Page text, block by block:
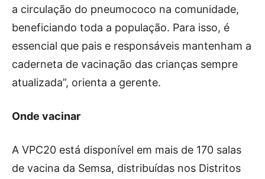
a circulação do pneumococo na comunidade,
beneficiando toda a população. Para isso, é
essencial que pais e responsáveis mantenham a
caderneta de vacinação das crianças sempre
atualizada”, orienta a gerente.
Onde vacinar
A VPC20 está disponível em mais de 170 salas
de vacina da Semsa, distribuídas nos Distritos